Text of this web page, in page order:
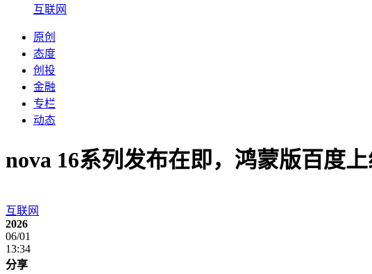
互联网
原创
态度
创投
金融
专栏
动态
nova 16系列发布在即，鸿蒙版百度
互联网
2026
06/01
13:34
分享